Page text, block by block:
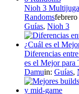
Nioh 3
Randoms
Guías, Nioh 3
Diferencias
es el Mejor para
Damuin: Guías,